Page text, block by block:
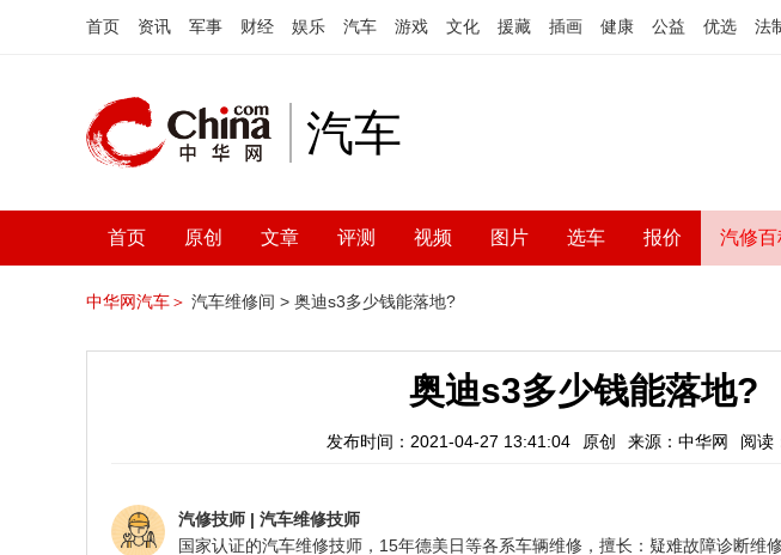
首页 资讯 军事 财经 娱乐 汽车 游戏 文化 援藏 插画 健康 公益 优选 法
汽车
首页 原创 文章 评测 视频 图片 选车 报价 汽修百
中华网汽车＞ 汽车维修间 > 奥迪s3多少钱能落地?
奥迪s3多少钱能落地?
发布时间：2021-04-27 13:41:04 原创 来源：中华网 阅读
汽修技师 | 汽车维修技师